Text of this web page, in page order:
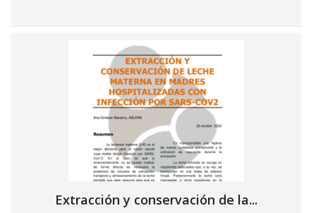
Extracción y conservación de la...